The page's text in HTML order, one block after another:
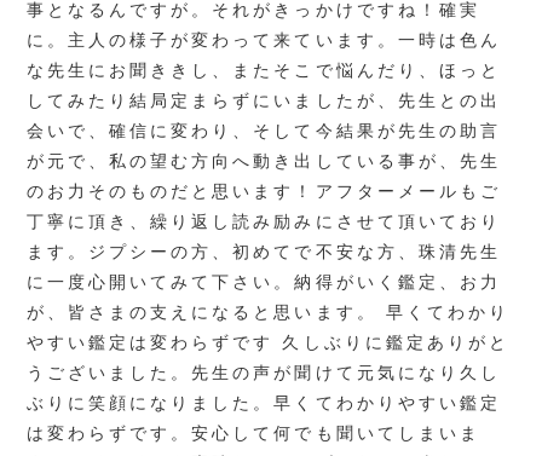
事となるんですが。それがきっかけですね！確実
に。主人の様子が変わって来ています。一時は色ん
な先生にお聞ききし、またそこで悩んだり、ほっと
してみたり結局定まらずにいましたが、先生との出
会いで、確信に変わり、そして今結果が先生の助言
が元で、私の望む方向へ動き出している事が、先生
のお力そのものだと思います！アフターメールもご
丁寧に頂き、繰り返し読み励みにさせて頂いており
ます。ジプシーの方、初めてで不安な方、珠清先生
に一度心開いてみて下さい。納得がいく鑑定、お力
が、皆さまの支えになると思います。 早くてわかり
やすい鑑定は変わらずです 久しぶりに鑑定ありがと
うございました。先生の声が聞けて元気になり久し
ぶりに笑顔になりました。早くてわかりやすい鑑定
は変わらずです。安心して何でも聞いてしまいま